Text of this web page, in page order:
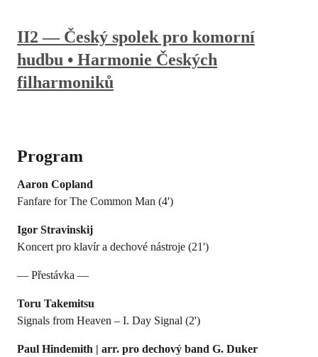
II2 — Český spolek pro komorní
hudbu • Harmonie Českých
filharmoniků
Program
Aaron Copland
Fanfare for The Common Man (4')
Igor Stravinskij
Koncert pro klavír a dechové nástroje (21')
— Přestávka —
Toru Takemitsu
Signals from Heaven – I. Day Signal (2')
Paul Hindemith | arr. pro dechový band G. Duker